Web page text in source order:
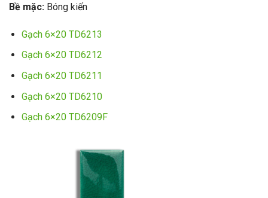
Bề mặc: Bóng kiến
Gạch 6×20 TD6213
Gạch 6×20 TD6212
Gạch 6×20 TD6211
Gạch 6×20 TD6210
Gạch 6×20 TD6209F